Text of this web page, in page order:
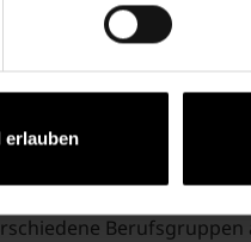
erlauben
firmus
der